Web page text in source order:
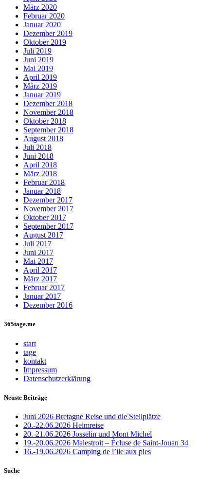
März 2020
Februar 2020
Januar 2020
Dezember 2019
Oktober 2019
Juli 2019
Juni 2019
Mai 2019
April 2019
März 2019
Januar 2019
Dezember 2018
November 2018
Oktober 2018
September 2018
August 2018
Juli 2018
Juni 2018
April 2018
März 2018
Februar 2018
Januar 2018
Dezember 2017
November 2017
Oktober 2017
September 2017
August 2017
Juli 2017
Juni 2017
Mai 2017
April 2017
März 2017
Februar 2017
Januar 2017
Dezember 2016
365tage.me
start
tage
kontakt
Impressum
Datenschutzerklärung
Neuste Beiträge
Juni 2026 Bretagne Reise und die Stellplätze
20.-22.06.2026 Heimreise
20.-21.06.2026 Josselin und Mont Michel
19.-20.06.2026 Malestroit – Écluse de Saint-Jouan 34
16.-19.06.2026 Camping de l’ile aux pies
Suche